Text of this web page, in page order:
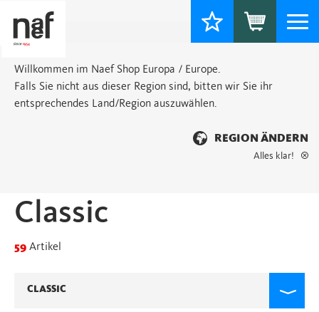
Willkommen im Naef Shop Europa / Europe.
Falls Sie nicht aus dieser Region sind, bitten wir Sie ihr
entsprechendes Land/Region auszuwählen.
REGION ÄNDERN
Alles klar!
Classic
59 Artikel
CLASSIC